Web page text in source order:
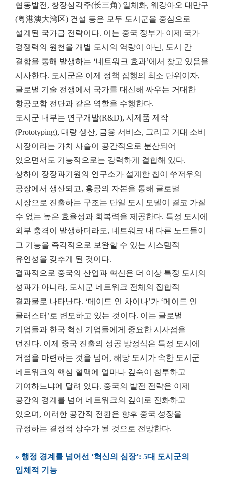
협동발전, 창장삼각주(长三角) 일체화, 웨강아오 대만구
(粤港澳大湾区) 건설 등은 모두 도시군을 중심으로
설계된 국가급 전략이다. 이는 중국 정부가 이제 국가
경쟁력의 원천을 개별 도시의 역량이 아닌, 도시 간
결합을 통해 발생하는 ‘네트워크 효과’에서 찾고 있음을
시사한다. 도시군은 이제 정책 집행의 최소 단위이자,
글로벌 기술 전쟁에서 국가를 대신해 싸우는 거대한
항공모함 전단과 같은 역할을 수행한다.
도시군 내부는 연구개발(R&D), 시제품 제작
(Prototyping), 대량 생산, 금융 서비스, 그리고 거대 소비
시장이라는 가치 사슬이 공간적으로 분산되어
있으면서도 기능적으로는 강력하게 결합해 있다.
상하이 장장과기원의 연구소가 설계한 칩이 쑤저우의
공장에서 생산되고, 홍콩의 자본을 통해 글로벌
시장으로 진출하는 구조는 단일 도시 모델이 결코 가질
수 없는 높은 효율성과 회복력을 제공한다. 특정 도시에
외부 충격이 발생하더라도, 네트워크 내 다른 노드들이
그 기능을 즉각적으로 보완할 수 있는 시스템적
유연성을 갖추게 된 것이다.
결과적으로 중국의 산업과 혁신은 더 이상 특정 도시의
성과가 아니라, 도시군 네트워크 전체의 집합적
결과물로 나타난다. ‘메이드 인 차이나’가 ‘메이드 인
클러스터’로 변모하고 있는 것이다. 이는 글로벌
기업들과 한국 혁신 기업들에게 중요한 시사점을
던진다. 이제 중국 진출의 성공 방정식은 특정 도시에
거점을 마련하는 것을 넘어, 해당 도시가 속한 도시군
네트워크의 핵심 혈맥에 얼마나 깊숙이 침투하고
기여하느냐에 달려 있다. 중국의 발전 전략은 이제
공간의 경계를 넘어 네트워크의 깊이로 진화하고
있으며, 이러한 공간적 전환은 향후 중국 성장을
규정하는 결정적 상수가 될 것으로 전망한다.
» 행정 경계를 넘어선 ‘혁신의 심장’: 5대 도시군의
입체적 기능